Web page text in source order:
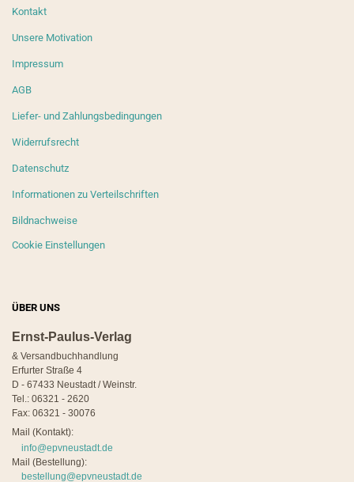
Kontakt
Unsere Motivation
Impressum
AGB
Liefer- und Zahlungsbedingungen
Widerrufsrecht
Datenschutz
Informationen zu Verteilschriften
Bildnachweise
Cookie Einstellungen
ÜBER UNS
Ernst-Paulus-Verlag
& Versandbuchhandlung
Erfurter Straße 4
D - 67433 Neustadt / Weinstr.
Tel.: 06321 - 2620
Fax: 06321 - 30076
Mail (Kontakt):
info@epvneustadt.de
Mail (Bestellung):
bestellung@epvneustadt.de